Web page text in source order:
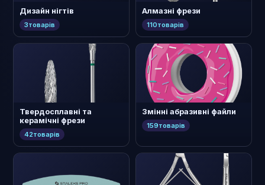
Дизайн нігтів
3товарів
Алмазні фрези
110товарів
Твердосплавні та
керамічні фрези
42товарів
Змінні абразивні файли
159товарів